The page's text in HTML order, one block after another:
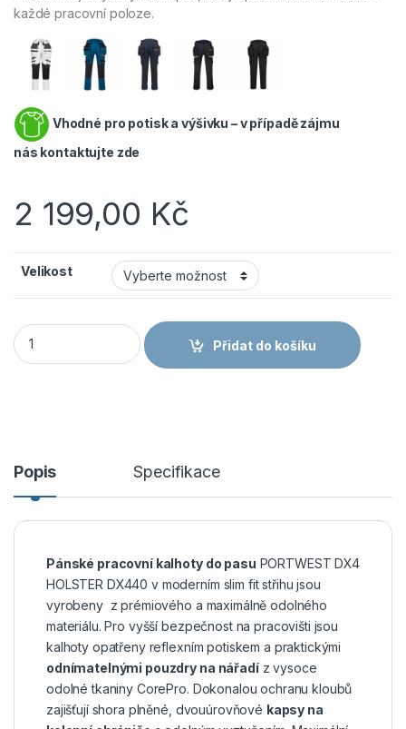
každé pracovní poloze.
Vhodné pro potisk a výšivku – v případě zájmu
nás kontaktujte zde
2 199,00 Kč
Velikost
PORTWEST DX4 HOLSTER DX440 - Strečové slim fit
Přidat do košíku
Popis Specifikace
Pánské pracovní kalhoty do pasu PORTWEST DX4
HOLSTER DX440 v moderním slim fit střihu jsou
vyrobeny z prémiového a maximálně odolného
materiálu. Pro vyšší bezpečnost na pracovišti jsou
kalhoty opatřeny reflexním potiskem a praktickými
odnímatelnými pouzdry na nářadíz vysoce
odolné tkaniny CorePro. Dokonalou ochranu kloubů
zajišťují shora plněné, dvouúrovňové kapsy na